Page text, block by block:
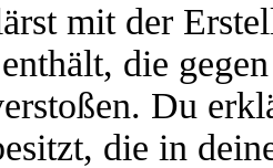
mit der
die
Du
die in